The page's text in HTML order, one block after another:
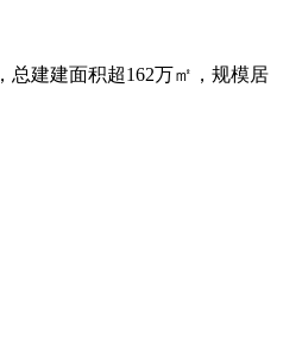
总建建面积超162万㎡，规模居